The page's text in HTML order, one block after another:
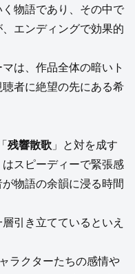
物語であり、その中で
エンディングで効果的
は、作品全体の暗いト
者に絶望の先にある希
残響散歌 」と対を成す
はスピーディーで緊張感
物語の余韻に浸る時間
引き立てているといえ
ラクターたちの感情や